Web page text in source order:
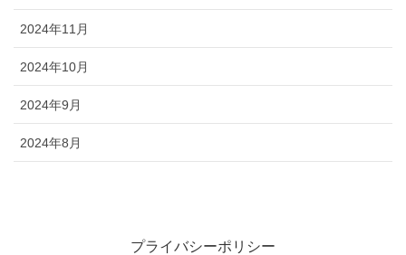
2024年11月
2024年10月
2024年9月
2024年8月
プライバシーポリシー